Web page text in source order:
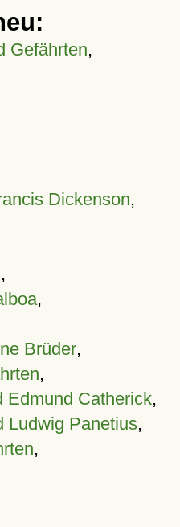
Gefährten,
Dickenson,
,
,
Brüder,
,
Edmund Catherick,
Ludwig Panetius,
,